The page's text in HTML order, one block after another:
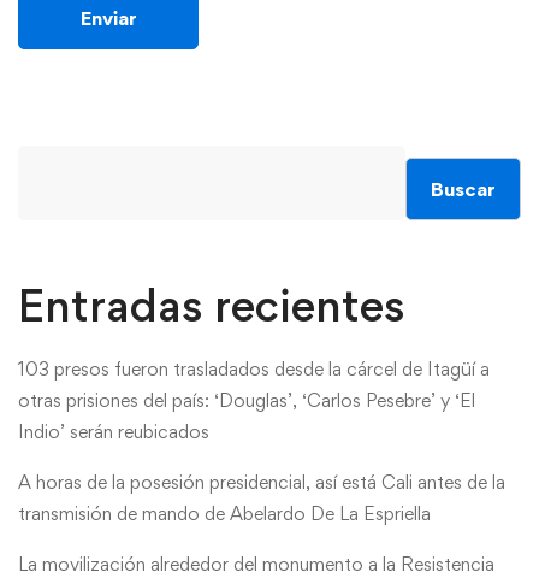
Buscar
Entradas recientes
103 presos fueron trasladados desde la cárcel de Itagüí a
otras prisiones del país: ‘Douglas’, ‘Carlos Pesebre’ y ‘El
Indio’ serán reubicados
A horas de la posesión presidencial, así está Cali antes de la
transmisión de mando de Abelardo De La Espriella
La movilización alrededor del monumento a la Resistencia